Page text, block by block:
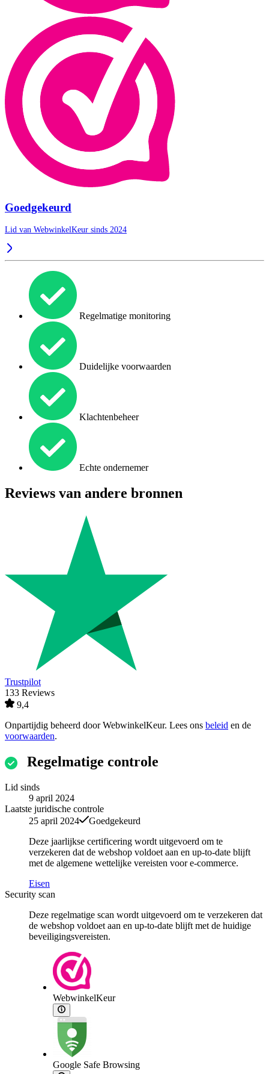
Goedgekeurd
Lid van WebwinkelKeur sinds 2024
Regelmatige monitoring
Duidelijke voorwaarden
Klachtenbeheer
Echte ondernemer
Reviews van andere bronnen
Trustpilot
133 Reviews
9,4
Onpartijdig beheerd doorWebwinkelKeur. Lees ons beleid en de
voorwaarden.
Regelmatige controle
Lid sinds
9 april 2024
Laatste juridische controle
25 april 2024
Goedgekeurd
Deze jaarlijkse certificering wordt uitgevoerd om te
verzekeren dat de webshop voldoet aan en up-to-date blijft
met de algemene wettelijke vereisten voor e-commerce.
Eisen
Security scan
Deze regelmatige scan wordt uitgevoerd om te verzekeren dat
de webshop voldoet aan en up-to-date blijft met de huidige
beveiligingsvereisten.
WebwinkelKeur
Google Safe Browsing